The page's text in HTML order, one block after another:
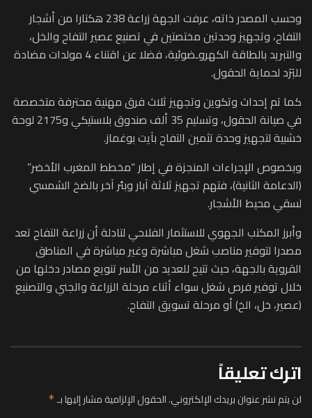
وحسب المصدر ذاته، عرفت الجهة زراعة 238 هكتارا من أشجار
التفاح، وتجهيز وحدتين مختصتين في تصنيع عصير التفاح والخل،
والتبريد بالطاقة الكهروـضوئية، فضلا عن اقتناء 4 مولدات مضادة
للبَرَد لحماية الحقول.
كما تم إحداث وتكوين وتجهيز ثلاث فرق مهنية محترفة متخصصة
في صيانة الحقول، وتسليم 35 ألف صندوق بلاستيكي و2175 لوحة
خشبية لتجهيز وحدة تثمين التفاح بآيت بوغماز.
وبخصوص الإجراءات المنجزة في إطار “مخطط المغرب الأخضر”
(الدعامة الثانية)، فتهم تجهيز ثلاثة آبار وبئر آخر بالضخ الشمسي
لسقي محيط الأشجار.
وأبرز المكتب الجهوي للاستثمار الفلاحي لتادلة أن زراعة التفاح تعد
مصدرا لتوفير مناصب شغل مباشرة وغير مباشرة في المناطق
القروية بالجهة، حيث تتيح للعديد من الأسر تنويع مصادر دخلها من
خلال توفير فرص شغل سواء أثناء مرحلة الزراعة والجني والتصنيع
(عصير، خل، الخ) أو مرحلة تسويق التفاح.
اترك تعليقاً
لن يتم نشر عنوان بريدك الإلكتروني.الحقول الإلزامية مشار إليها بـ*